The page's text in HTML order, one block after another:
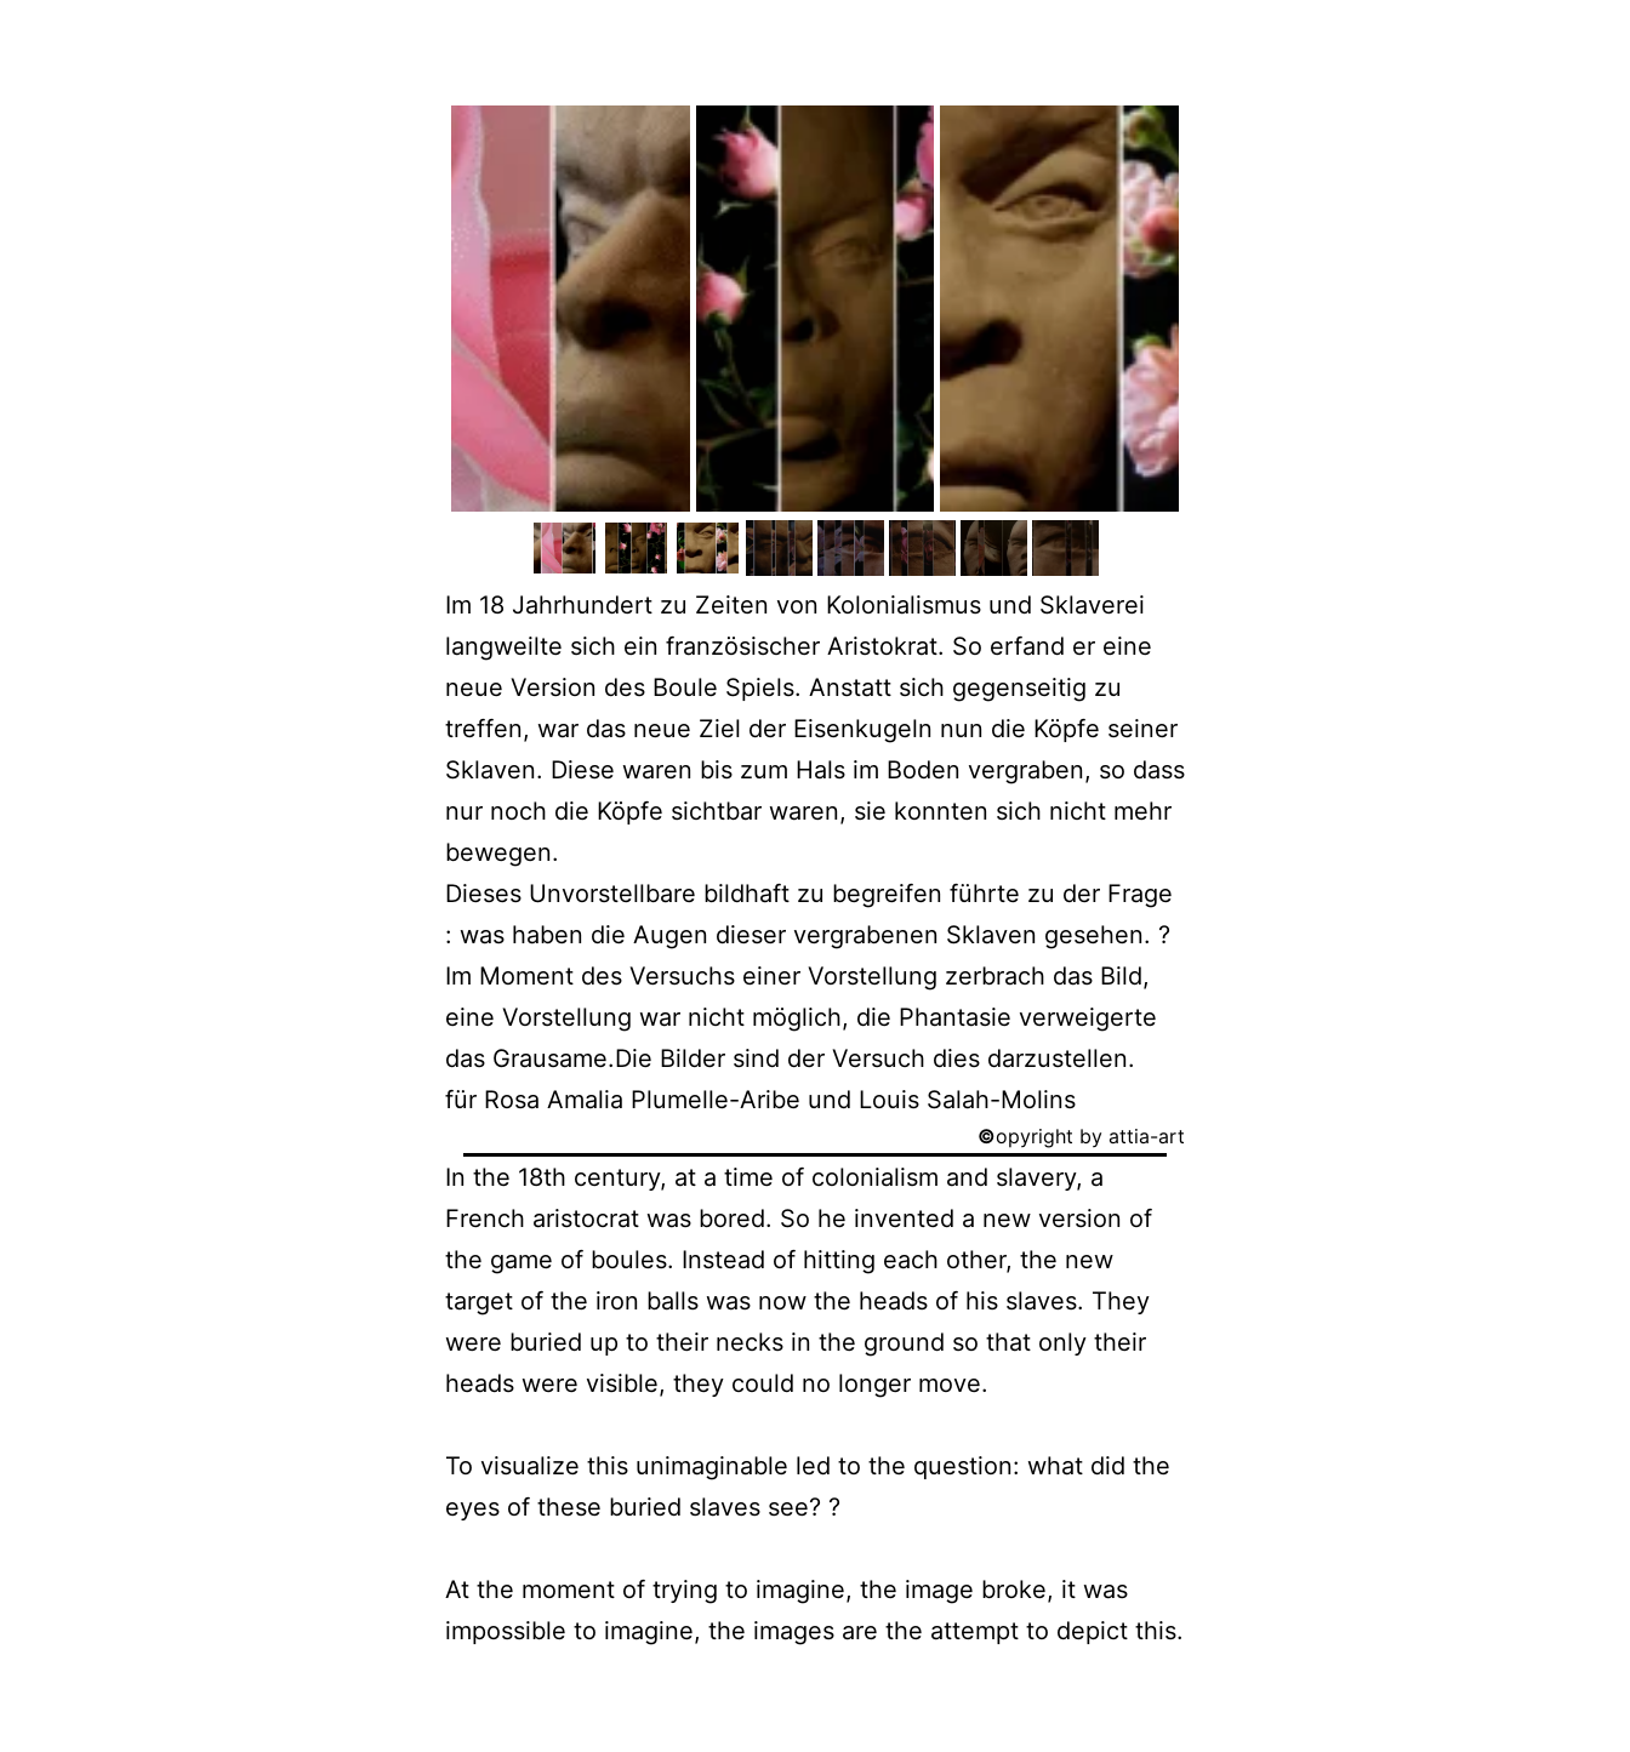
Im 18 Jahrhundert zu Zeiten von Kolonialismus und Sklaverei
langweilte sich ein französischer Aristokrat. So erfand er eine
neue Version des Boule Spiels. Anstatt sich gegenseitig zu
treffen, war das neue Ziel der Eisenkugeln nun die Köpfe seiner
Sklaven. Diese waren bis zum Hals im Boden vergraben, so dass
nur noch die Köpfe sichtbar waren, sie konnten sich nicht mehr
bewegen.
Dieses Unvorstellbare bildhaft zu begreifen führte zu der Frage
: was haben die Augen dieser vergrabenen Sklaven gesehen. ?
Im Moment des Versuchs einer Vorstellung zerbrach das Bild,
eine Vorstellung war nicht möglich, die Phantasie verweigerte
das Grausame.Die Bilder sind der Versuch dies darzustellen.
für Rosa Amalia Plumelle-Aribe und Louis Salah-Molins
©opyright by attia-art
In the 18th century, at a time of colonialism and slavery, a
French aristocrat was bored. So he invented a new version of
the game of boules. Instead of hitting each other, the new
target of the iron balls was now the heads of his slaves. They
were buried up to their necks in the ground so that only their
heads were visible, they could no longer move.
To visualize this unimaginable led to the question: what did the
eyes of these buried slaves see? ?
At the moment of trying to imagine, the image broke, it was
impossible to imagine, the images are the attempt to depict this.